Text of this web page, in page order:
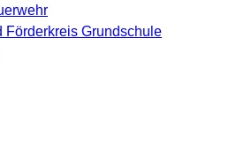
Förderkreis Grundschule